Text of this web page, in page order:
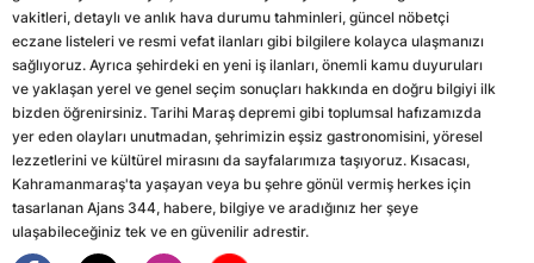
vakitleri, detaylı ve anlık hava durumu tahminleri, güncel nöbetçi
eczane listeleri ve resmi vefat ilanları gibi bilgilere kolayca ulaşmanızı
sağlıyoruz. Ayrıca şehirdeki en yeni iş ilanları, önemli kamu duyuruları
ve yaklaşan yerel ve genel seçim sonuçları hakkında en doğru bilgiyi ilk
bizden öğrenirsiniz. Tarihi Maraş depremi gibi toplumsal hafızamızda
yer eden olayları unutmadan, şehrimizin eşsiz gastronomisini, yöresel
lezzetlerini ve kültürel mirasını da sayfalarımıza taşıyoruz. Kısacası,
Kahramanmaraş'ta yaşayan veya bu şehre gönül vermiş herkes için
tasarlanan Ajans 344, habere, bilgiye ve aradığınız her şeye
ulaşabileceğiniz tek ve en güvenilir adrestir.